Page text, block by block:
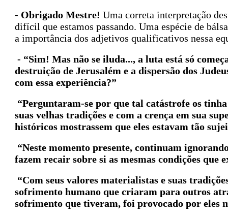
- Obrigado Mestre! Uma correta interpretação
difícil que estamos passando. Uma espécie de
a importância dos adjetivos qualificativos nessa
- “Sim! Mas não se iluda..., a luta está só
destruição de Jerusalém e a dispersão dos
com essa experiência?”
“Perguntaram-se por que tal catástrofe os
suas velhas tradições e com a crença em sua
históricos mostrassem que eles estavam tão
“Neste momento presente, continuam
fazem recair sobre si as mesmas condições
“Com seus valores materialistas e suas
sofrimento humano que criaram para outros
sofrimento que tiveram, foi provocado por eles